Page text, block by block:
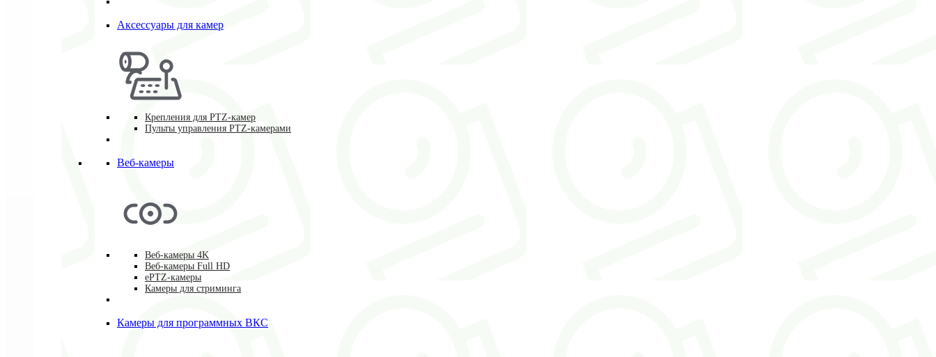
Аксессуары для камер
Крепления для PTZ-камер
Пульты управления PTZ-камерами
Веб-камеры
Веб-камеры 4K
Веб-камеры Full HD
ePTZ-камеры
Камеры для стриминга
Камеры для программных ВКС